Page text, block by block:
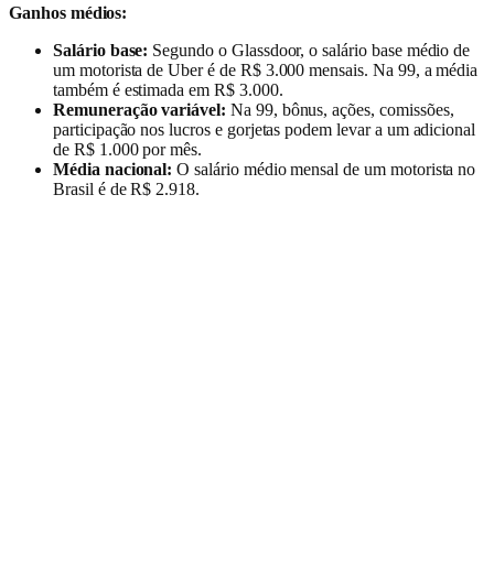
Ganhos médios:
Salário base: Segundo o Glassdoor, o salário base médio de
um motorista de Uber é de R$ 3.000 mensais. Na 99, a média
também é estimada em R$ 3.000.
Remuneração variável: Na 99, bônus, ações, comissões,
participação nos lucros e gorjetas podem levar a um adicional
de R$ 1.000 por mês.
Média nacional: O salário médio mensal de um motorista no
Brasil é de R$ 2.918.